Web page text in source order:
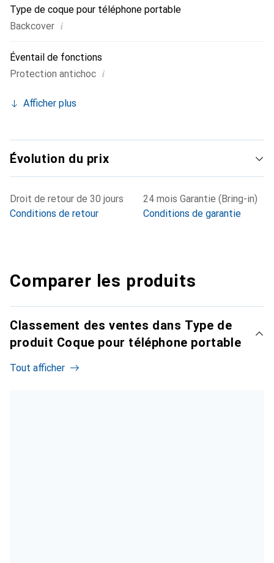
Type de coque pour téléphone portable
Backcover i
Éventail de fonctions
Protection antichoc i
Afficher plus
Évolution du prix
Droit de retour de 30 jours
Conditions de retour
24 mois Garantie (Bring-in)
Conditions de garantie
Comparer les produits
Classement des ventes dans Type de
produit Coque pour téléphone portable
Tout afficher